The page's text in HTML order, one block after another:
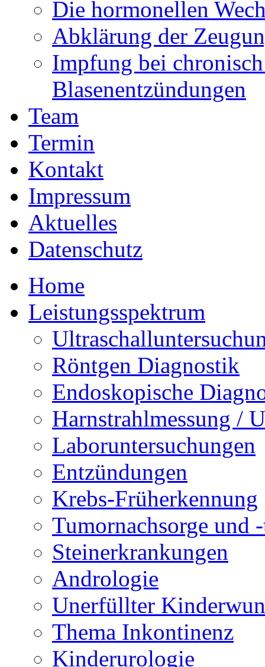
Die hormonellen
Abklärung der
Impfung bei
Blasenentzündungen
Team
Termin
Kontakt
Impressum
Aktuelles
Datenschutz
Home
Leistungsspektrum
Röntgen Diagnostik
Endoskopische
Harnstrahlmessung /
Laboruntersuchungen
Entzündungen
Krebs-Früherkennung
Tumornachsorge und
Steinerkrankungen
Andrologie
Unerfüllter
Thema Inkontinenz
Kinderurologie